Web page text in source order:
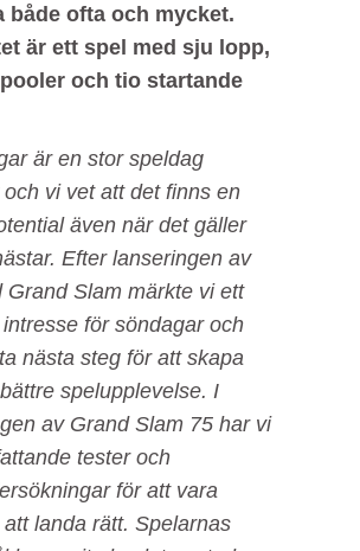
både ofta och mycket.
är ett spel med sju lopp,
och tio startande
är en stor speldag
vi vet att det finns en
även när det gäller
Efter lanseringen av
Grand Slam märkte vi ett
för söndagar och
nästa steg för att skapa
spelupplevelse. I
av Grand Slam 75 har vi
tester och
för att vara
landa rätt. Spelarnas